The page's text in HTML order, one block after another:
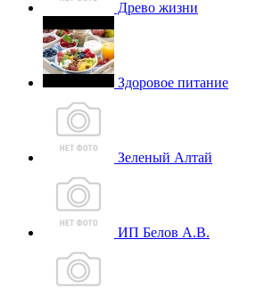
Древо жизни
Здоровое питание
Зеленый Алтай
ИП Белов А.В.